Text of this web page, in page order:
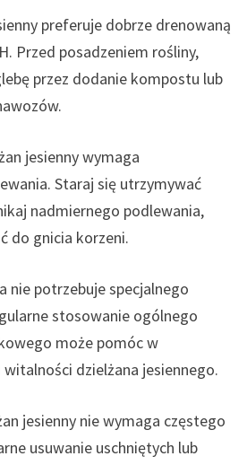
preferuje dobrze drenowaną
Przed posadzeniem rośliny,
przez dodanie kompostu lub
jesienny wymaga
Staraj się utrzymywać
nadmiernego podlewania,
do gnicia korzeni.
nie potrzebuje specjalnego
stosowanie ogólnego
może pomóc w
dzielżana jesiennego.
jesienny nie wymaga częstego
usuwanie uschniętych lub